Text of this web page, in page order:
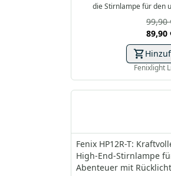
die Stirnlampe für den
89,90
99,90
Fenixlight
Fenix HP12R-T:
High-End-Stirnlampe
Abenteuer mit Rücklicht